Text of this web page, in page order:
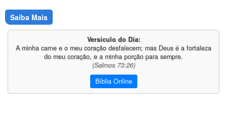
Saiba Mais
Versículo do Dia:
A minha carne e o meu coração desfalecem; mas Deus é a fortaleza
do meu coração, e a minha porção para sempre.
(Salmos 73:26)
Bíblia Online